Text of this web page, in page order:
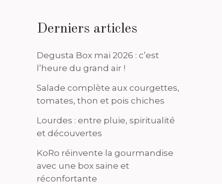
Derniers articles
Degusta Box mai 2026 : c’est
l’heure du grand air !
Salade complète aux courgettes,
tomates, thon et pois chiches
Lourdes : entre pluie, spiritualité
et découvertes
KoRo réinvente la gourmandise
avec une box saine et
réconfortante